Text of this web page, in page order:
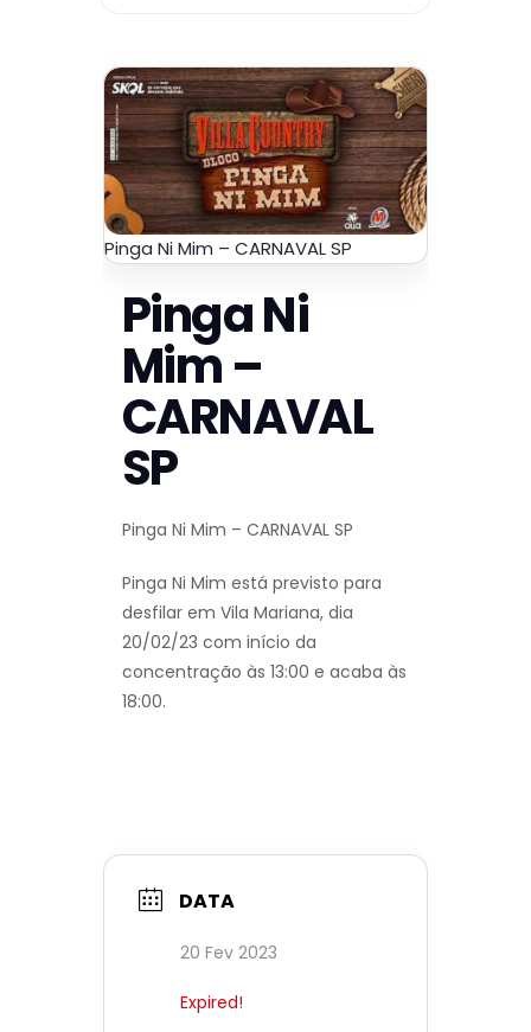
Pinga Ni Mim – CARNAVAL SP
Pinga Ni
Mim –
CARNAVAL
SP
Pinga Ni Mim – CARNAVAL SP
Pinga Ni Mim está previsto para
desfilar em Vila Mariana, dia
20/02/23 com início da
concentração às 13:00 e acaba às
18:00.
DATA
20 Fev 2023
Expired!